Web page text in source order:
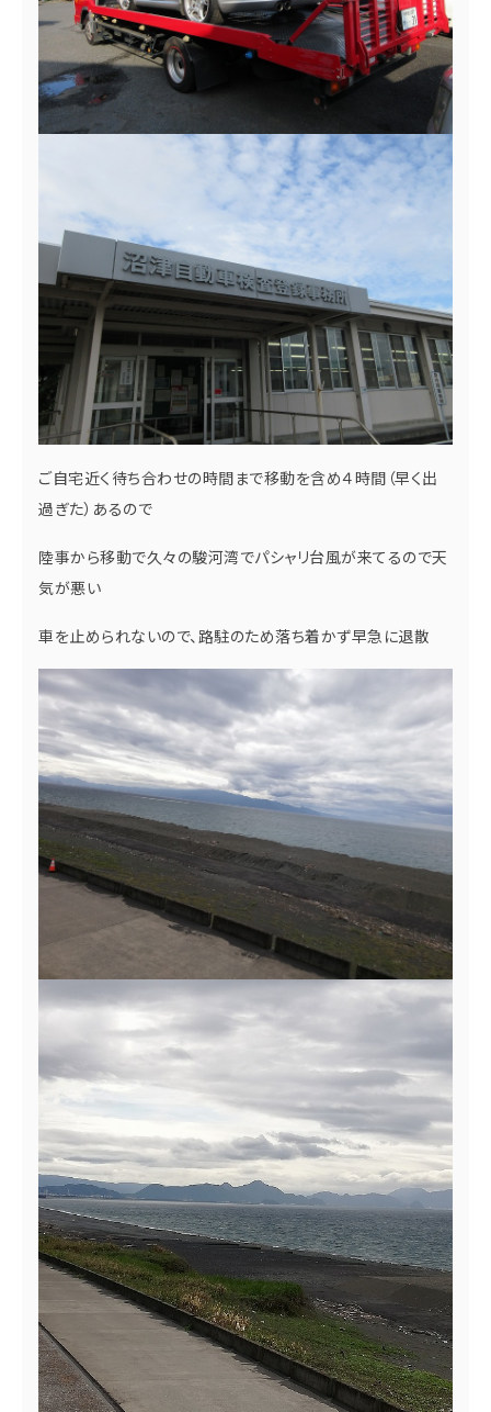
ご自宅近く待ち合わせの時間まで移動を含め４時間（早く出
過ぎた）あるので
陸事から移動で久々の駿河湾でパシャリ台風が来てるので天
気が悪い
車を止められないので、路駐のため落ち着かず早急に退散